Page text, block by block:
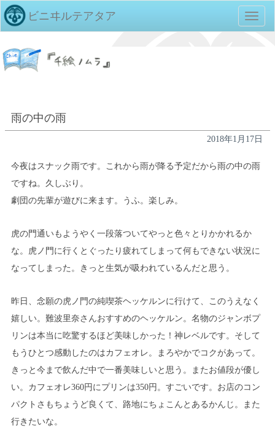
ビニヰルテアタア
雨の中の雨
2018年1月17日
今夜はスナック雨です。これから雨が降る予定だから雨の中の雨
ですね。久しぶり。
劇団の先輩が遊びに来ます。うふ。楽しみ。
虎の門通いもようやく一段落ついてやっと色々とりかかれるか
な。虎ノ門に行くとぐったり疲れてしまって何もできない状況に
なってしまった。きっと生気が吸われているんだと思う。
昨日、念願の虎ノ門の純喫茶ヘッケルンに行けて、このうえなく
嬉しい。難波里奈さんおすすめのヘッケルン。名物のジャンボプ
リンは本当に吃驚するほど美味しかった！神レベルです。そして
もうひとつ感動したのはカフェオレ。まろやかでコクがあって。
きっと今まで飲んだ中で一番美味しいと思う。またお値段が優し
い。カフェオレ360円にプリンは350円。すごいです。お店のコン
パクトさもちょうど良くて、路地にちょこんとあるかんじ。また
行きたいな。